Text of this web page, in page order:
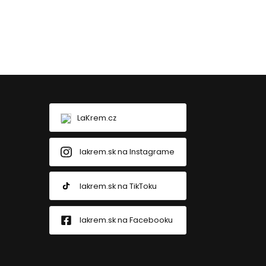
LaKrem.cz
lakrem.sk na Instagrame
lakrem.sk na TikToku
lakrem.sk na Facebooku